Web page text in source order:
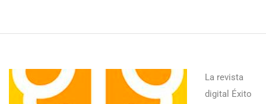
La revista
digital Éxito